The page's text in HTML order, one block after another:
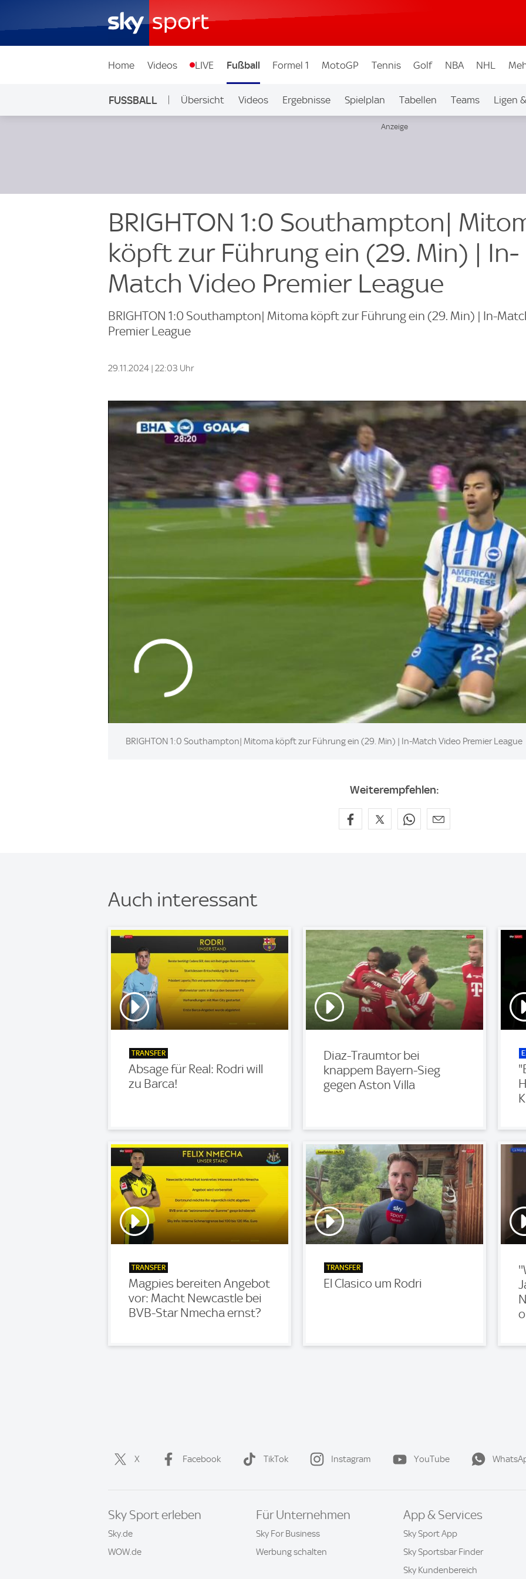
Home Videos LIVE Fußball Formel 1 MotoGP Tennis Golf NBA NHL
FUSSBALL Übersicht Videos Ergebnisse Spielplan Tabellen Teams Ligen
BRIGHTON 1:0 Southampton|
köpft zur Führung ein (29. Min) | In-
Match Video Premier League
BRIGHTON 1:0 Southampton| Mitoma köpft zur Führung ein (29. Min) | In-
Premier League
29.11.2024 | 22:03 Uhr
BRIGHTON 1:0 Southampton| Mitoma köpft zur Führung ein (29. Min) | In-Match Video Premier League
Weiterempfehlen:
Auch interessant
TRANSFER
Absage für Real: Rodri will
zu Barca!
Diaz-Traumtor bei
knappem Bayern-Sieg
gegen Aston Villa
TRANSFER
Magpies bereiten Angebot
vor: Macht Newcastle bei
BVB-Star Nmecha ernst?
TRANSFER
El Clasico um Rodri
X Facebook TikTok Instagram YouTube
Sky Sport erleben
Sky.de
WOW.de
Für Unternehmen
Sky For Business
Werbung schalten
App & Services
Sky Sport App
Sky Sportsbar Finder
Sky Kundenbereich